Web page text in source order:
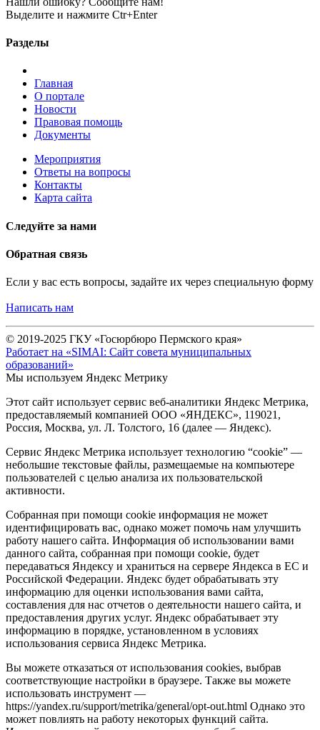
Выделите и нажмите Ctr+Enter
Разделы
Главная
О портале
Новости
Правовая помощь
Документы
Мероприятия
Ответы на вопросы
Контакты
Карта сайта
Следуйте за нами
Обратная связь
Если у вас есть вопросы, задайте их через специальную форму
Написать нам
© 2019-2025 ГКУ «Госюрбюро Пермского края»
Работает на «SIMAI: Сайт совета муниципальных
образований»
Мы используем Яндекс Метрику
Этот сайт использует сервис веб-аналитики Яндекс Метрика,
предоставляемый компанией ООО «ЯНДЕКС», 119021,
Россия, Москва, ул. Л. Толстого, 16 (далее — Яндекс).
Сервис Яндекс Метрика использует технологию “cookie” —
небольшие текстовые файлы, размещаемые на компьютере
пользователей с целью анализа их пользовательской
активности.
Собранная при помощи cookie информация не может
идентифицировать вас, однако может помочь нам улучшить
работу нашего сайта. Информация об использовании вами
данного сайта, собранная при помощи cookie, будет
передаваться Яндексу и храниться на сервере Яндекса в ЕС и
Российской Федерации. Яндекс будет обрабатывать эту
информацию для оценки использования вами сайта,
составления для нас отчетов о деятельности нашего сайта, и
предоставления других услуг. Яндекс обрабатывает эту
информацию в порядке, установленном в условиях
использования сервиса Яндекс Метрика.
Вы можете отказаться от использования cookies, выбрав
соответствующие настройки в браузере. Также вы можете
использовать инструмент —
https://yandex.ru/support/metrika/general/opt-out.html Однако это
может повлиять на работу некоторых функций сайта.